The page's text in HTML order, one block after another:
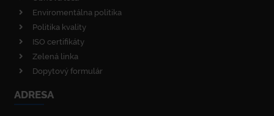
Enviromentálna politika
Politika kvality
ISO certifikáty
Zelená linka
Dopytový formulár
ADRESA